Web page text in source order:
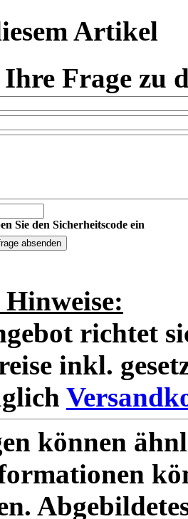
Artikel
Ihre Frage zu
Sie den Sicherheitscode ein
richtet
inkl.
können